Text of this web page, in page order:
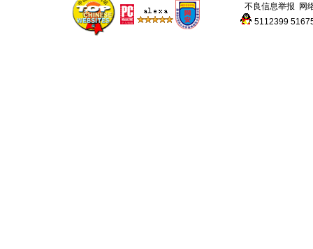
不良信息举报 网
5112399